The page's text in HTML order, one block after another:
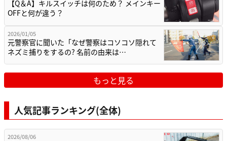
【Q＆A】キルスイッチは何のため？ メインキー
OFFと何が違う？
2026/01/05
元警察官に聞いた「なぜ警察はコソコソ隠れて
ネズミ捕りをするの? 名前の由来は…
もっと見る
人気記事ランキング(全体)
2026/08/06